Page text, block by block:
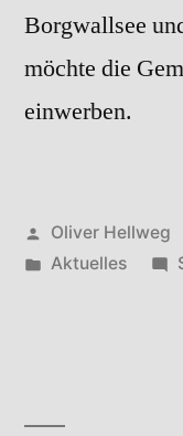
Borgwallsee
möchte die
einwerben.
Veröffentlicht
von
Oliver Hellweg
Veröffentlicht
Aktuelles